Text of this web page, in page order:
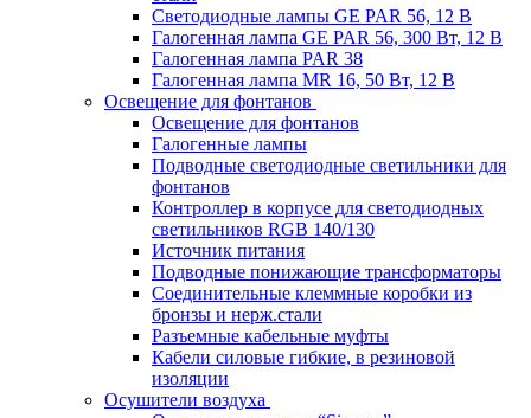
Светодиодные лампы GE PAR 56, 12 В
Галогенная лампа GE PAR 56, 300 Вт, 12 В
Галогенная лампа PAR 38
Галогенная лампа MR 16, 50 Вт, 12 В
Освещение для фонтанов
Освещение для фонтанов
Галогенные лампы
Подводные светодиодные светильники для
фонтанов
Контроллер в корпусе для светодиодных
светильников RGB 140/130
Источник питания
Подводные понижающие трансформаторы
Соединительные клеммные коробки из
бронзы и нерж.стали
Разъемные кабельные муфты
Кабели силовые гибкие, в резиновой
изоляции
Осушители воздуха